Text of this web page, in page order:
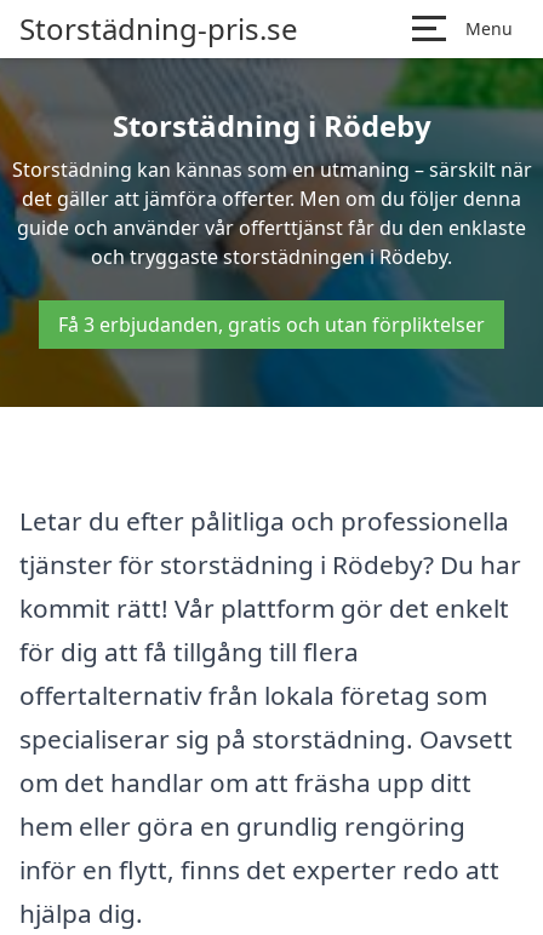
Storstädning-pris.se Menu
Storstädning i Rödeby
Storstädning kan kännas som en utmaning – särskilt när
det gäller att jämföra offerter. Men om du följer denna
guide och använder vår offerttjänst får du den enklaste
och tryggaste storstädningen i Rödeby.
Få 3 erbjudanden, gratis och utan förpliktelser
Letar du efter pålitliga och professionella
tjänster för storstädning i Rödeby? Du har
kommit rätt! Vår plattform gör det enkelt
för dig att få tillgång till flera
offertalternativ från lokala företag som
specialiserar sig på storstädning. Oavsett
om det handlar om att fräsha upp ditt
hem eller göra en grundlig rengöring
inför en flytt, finns det experter redo att
hjälpa dig.